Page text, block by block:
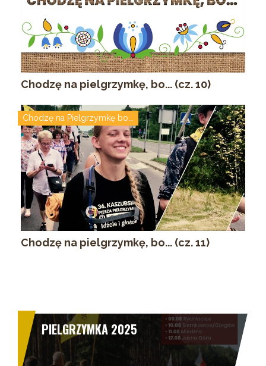
Chodzę na pielgrzymkę, bo... (cz. 10)
Chodzę na Pielgrzymkę bo...
Chodzę na pielgrzymkę, bo... (cz. 11)
PIELGRZYMKA 2025